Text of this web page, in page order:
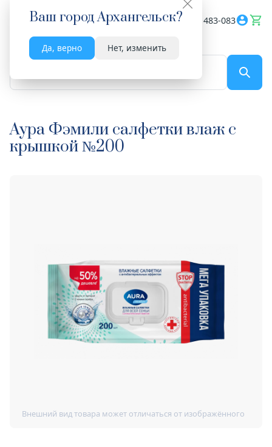
Ваш городАрхангельск?
Да, верно Нет, изменить
Весь сайт 8182 483-083
Аура Фэмили салфетки влаж с
крышкой №200